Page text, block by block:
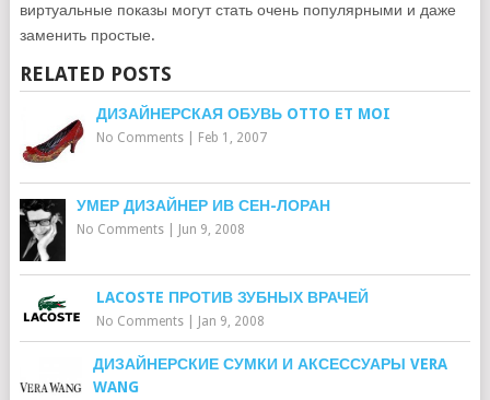
виртуальные показы могут стать очень популярными и даже
заменить простые.
RELATED POSTS
ДИЗАЙНЕРСКАЯ ОБУВЬ OTTO ET MOI
No Comments| Feb 1, 2007
УМЕР ДИЗАЙНЕР ИВ СЕН-ЛОРАН
No Comments| Jun 9, 2008
LACOSTE ПРОТИВ ЗУБНЫХ ВРАЧЕЙ
No Comments| Jan 9, 2008
ДИЗАЙНЕРСКИЕ СУМКИ И АКСЕССУАРЫ VERA
WANG